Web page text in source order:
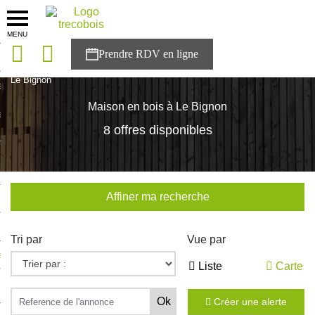
MENU
solutions
Trecobois
à NESTOR
Le Bignon
Maison en bois à Le Bignon
8 offres disponibles
Affiner ma recherche
Tri par Vue par
Liste Carte
Créer une alerte